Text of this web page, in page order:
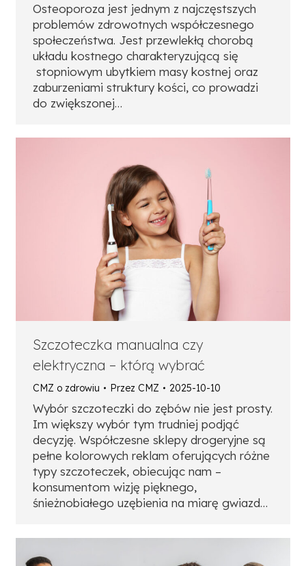
Osteoporoza jest jednym z najczęstszych
problemów zdrowotnych współczesnego
społeczeństwa. Jest przewlekłą chorobą
układu kostnego charakteryzującą się
stopniowym ubytkiem masy kostnej oraz
zaburzeniami struktury kości, co prowadzi
do zwiększonej…
Szczoteczka manualna czy
elektryczna – którą wybrać
CMZ o zdrowiu Przez CMZ 2025-10-10
Wybór szczoteczki do zębów nie jest prosty.
Im większy wybór tym trudniej podjąć
decyzję. Współczesne sklepy drogeryjne są
pełne kolorowych reklam oferujących różne
typy szczoteczek, obiecując nam –
konsumentom wizję pięknego,
śnieżnobiałego uzębienia na miarę gwiazd…